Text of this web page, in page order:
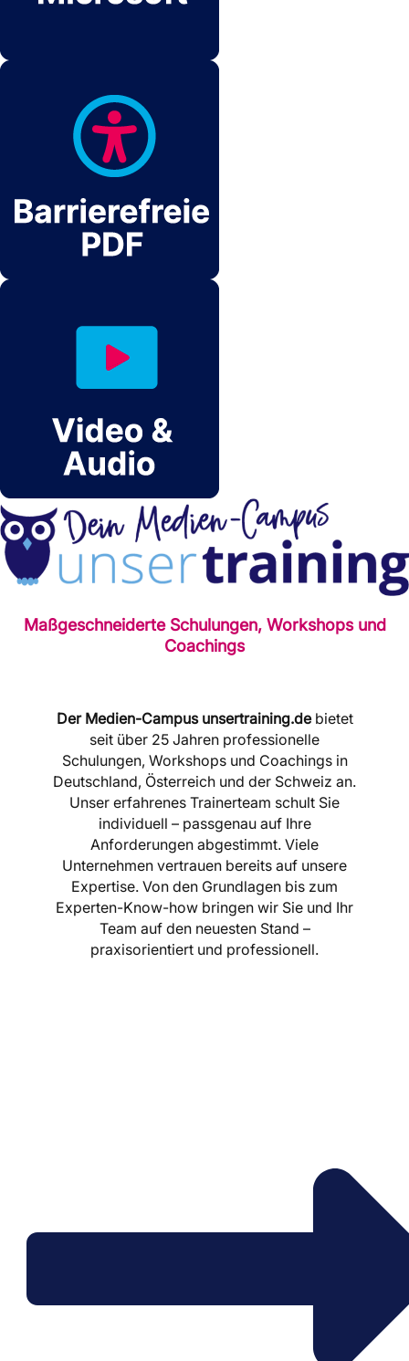
Maßgeschneiderte Schulungen, Workshops und
Coachings
Der Medien-Campus unsertraining.debietet
seit über 25 Jahren professionelle
Schulungen, Workshops und Coachings in
Deutschland, Österreich und der Schweiz an.
Unser erfahrenes Trainerteam schult Sie
individuell – passgenau auf Ihre
Anforderungen abgestimmt. Viele
Unternehmen vertrauen bereits auf unsere
Expertise. Von den Grundlagen bis zum
Experten-Know-how bringen wir Sie und Ihr
Team auf den neuesten Stand –
praxisorientiert und professionell.